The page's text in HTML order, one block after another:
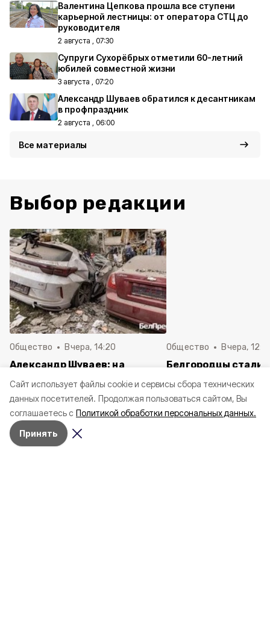
Cайт использует файлы cookie и сервисы сбора технических
данных посетителей. Продолжая пользоваться сайтом, Вы
соглашаетесь с Политикой обработки персональных данных.
Принять
Валентина Цепкова прошла все ступени
карьерной лестницы: от оператора СТЦ до
руководителя
2 августа , 07:30
Супруги Сухорёбрых отметили 60-летний
юбилей совместной жизни
3 августа , 07:20
Александр Шуваев обратился к десантникам
в профпраздник
2 августа , 06:00
Все материалы
Выбор редакции
Общество Вчера, 14:20
Александр Шуваев: на
пострадавших автомобилей
направили свыше 50 млн
рублей
Общество Вчера,
Белгородцы стали
в сети